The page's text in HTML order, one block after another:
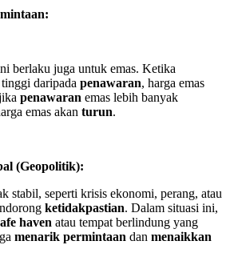
berlaku juga untuk emas. Ketika
daripada penawaran, harga emas
penawaran emas lebih banyak
emas akan turun.
(Geopolitik):
stabil, seperti krisis ekonomi, perang, atau
ketidakpastian. Dalam situasi ini,
haven atau tempat berlindung yang
menarik permintaan dan menaikkan